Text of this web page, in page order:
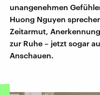
unangenehmen
Huong Nguyen
Zeitarmut,
zur Ruhe – jetzt sogar
Anschauen.